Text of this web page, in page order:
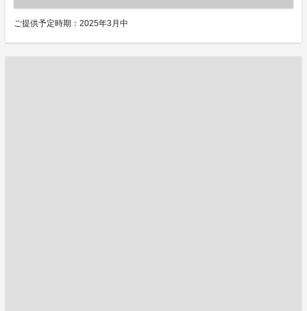
ご提供予定時期：2025年3月中